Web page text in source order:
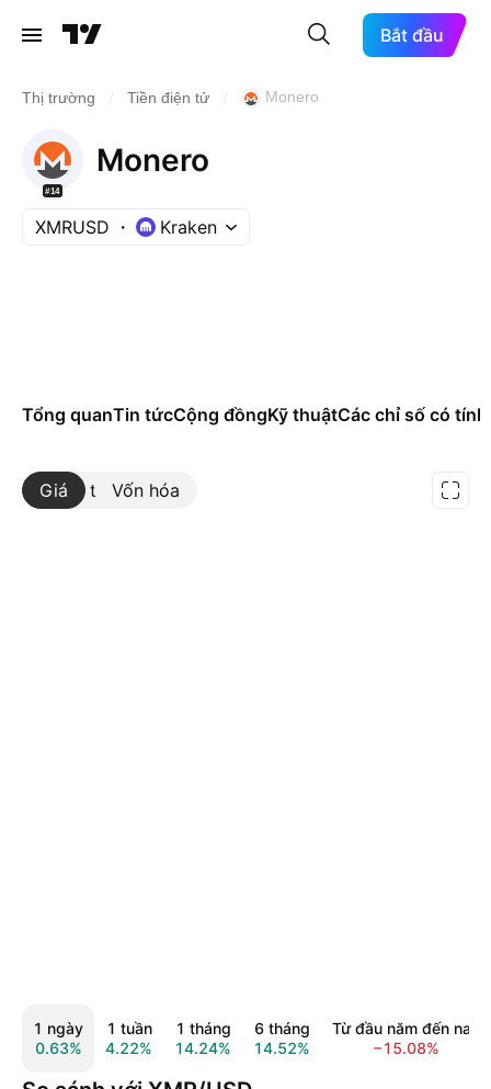
Bắt đầu
Thị trường Tiền điện tử Monero
#14
Monero
XMRUSD Kraken
Tổng quanTin tứcCộng đồngKỹ thuậtCác chỉ số có
Giá Vốn hóa
Xem thêm
1 ngày
0.63%
1 tuần
4.22%
1 tháng
14.24%
6 tháng
14.52%
Từ đầu năm đến nay
−15.08%